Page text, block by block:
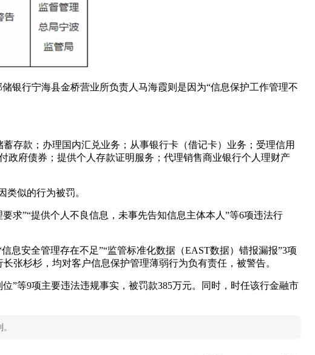
银行宁海县金桥营业所负责人马海霞则是因为“信息保护工作管理不
存款；办理国内汇兑业务；从事银行卡（借记卡）业务；受理信用
政府债券；提供个人存款证明服务；代理销售商业银行个人理财产
似的行为被罚。
求”“提供个人不良信息，未事先告知信息主体本人”等6项违法行
息安全管理存在不足”“监管标准化数据（EAST数据）错报漏报”3项
张杉杉，均对客户信息保护管理薄弱行为负有责任，被警告。
”等9项主要违法违规事实，被罚款385万元。同时，时任该行金融市